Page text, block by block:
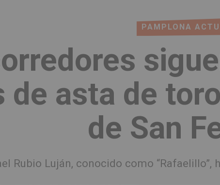
PAMPLONA
de asta de
de San
Rubio Luján, conocido como